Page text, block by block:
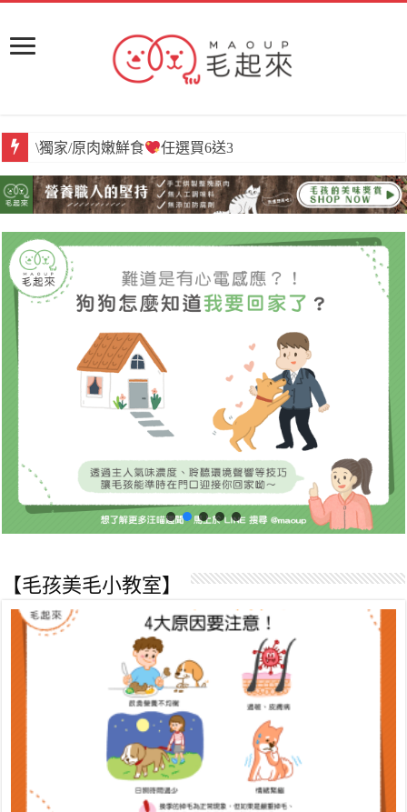
\獨家/原肉嫩鮮食 任選買6送3
【毛孩美毛小教室】